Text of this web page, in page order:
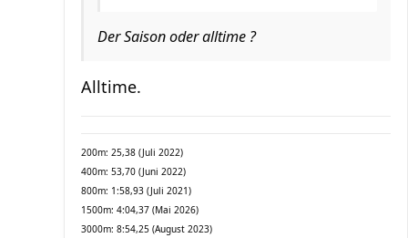
Der Saison oder alltime ?
Alltime.
200m: 25,38 (Juli 2022)
400m: 53,70 (Juni 2022)
800m: 1:58,93 (Juli 2021)
1500m: 4:04,37 (Mai 2026)
3000m: 8:54,25 (August 2023)